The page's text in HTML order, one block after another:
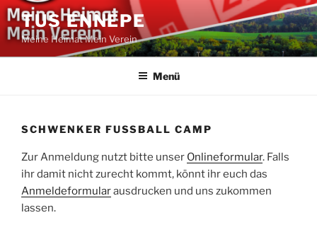
Zum
Inhalt
springen
TUS ENNEPE
Meine Heimat Mein Verein
Menü
SCHWENKER FUSSBALL CAMP
Zur Anmeldung nutzt bitte unser Onlineformular. Falls
ihr damit nicht zurecht kommt, könnt ihr euch das
Anmeldeformularausdrucken und uns zukommen
lassen.